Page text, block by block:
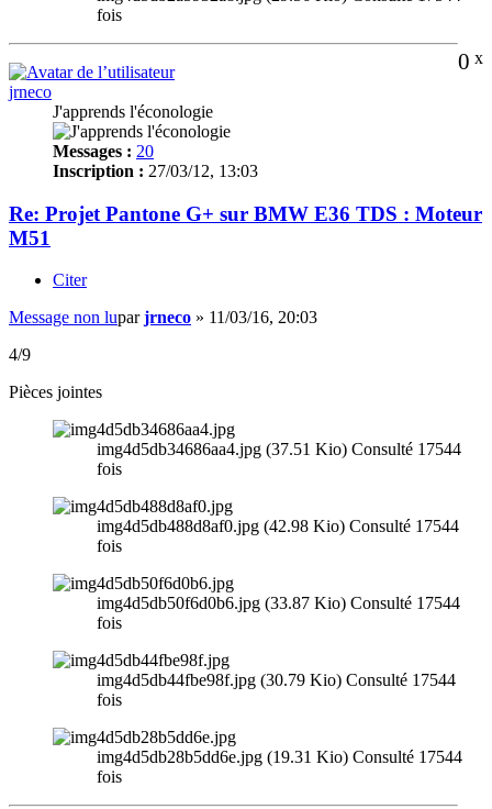
fois
0 x
jrneco
J'apprends l'éconologie
Messages : 20
Inscription : 27/03/12, 13:03
Re: Projet Pantone G+ sur BMW E36 TDS : Moteur
M51
Citer
Message non luparjrneco » 11/03/16, 20:03
4/9
Pièces jointes
img4d5db34686aa4.jpg (37.51 Kio) Consulté 17544
fois
img4d5db488d8af0.jpg (42.98 Kio) Consulté 17544
fois
img4d5db50f6d0b6.jpg (33.87 Kio) Consulté 17544
fois
img4d5db44fbe98f.jpg (30.79 Kio) Consulté 17544
fois
img4d5db28b5dd6e.jpg (19.31 Kio) Consulté 17544
fois